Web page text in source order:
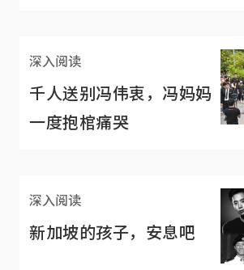
深入阅读
千人送别冯伟衷，冯妈妈
一度抱棺痛哭
深入阅读
新加坡的孩子，安息吧